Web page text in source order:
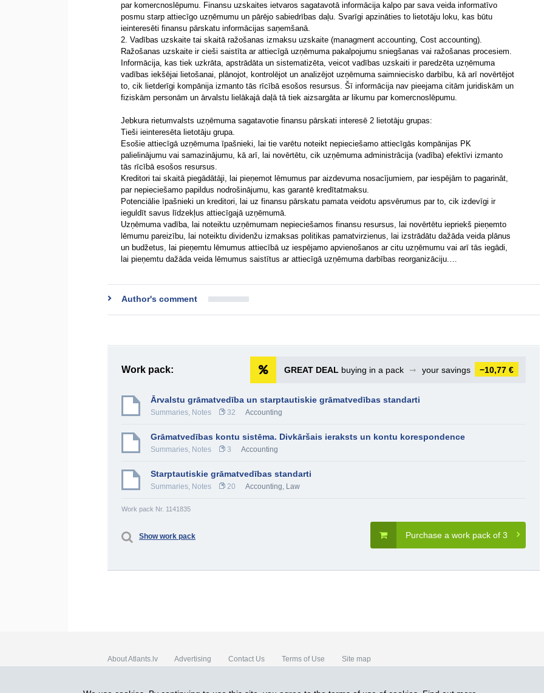
par komercnoslēpumu. Finansu uzskaites ietvaros sagatavotā informācija kalpo par sava veida informatīvo
posmu starp attiecīgo uzņēmumu un pārējo sabiedrības daļu. Svarīgi apzināties to lietotāju loku, kas būtu
ieinteresēti finansu pārskatu informācijas saņemšanā.
2. Vadības uzskaite tai skaitā ražošanas izmaksu uzskaite (managment accounting, Cost accounting).
Ražošanas uzskaite ir cieši saistīta ar attiecīgā uzņēmuma pakalpojumu sniegšanas vai ražošanas procesiem.
Informācija, kas tiek uzkrāta, apstrādāta un sistematizēta, veicot vadības uzskaiti ir paredzēta uzņēmuma
vadības iekšējai lietošanai, plānojot, kontrolējot un analizējot uzņēmuma saimniecisko darbību, kā arī novērtējot
to, cik lietderīgi kompānija izmanto tās rīcībā esošos resursus. Šī informācija nav pieejama citām juridiskām un
fiziskām personām un ārvalstu lielākajā daļā tā tiek aizsargāta ar likumu par komercnoslēpumu.
Jebkura rietumvalsts uzņēmuma sagatavotie finansu pārskati interesē 2 lietotāju grupas:
Tieši ieinteresēta lietotāju grupa.
Esošie attiecīgā uzņēmuma īpašnieki, lai tie varētu noteikt nepieciešamo attiecīgās kompānijas PK
palielinājumu vai samazinājumu, kā arī, lai novērtētu, cik uzņēmuma administrācija (vadība) efektīvi izmanto
tās rīcībā esošos resursus.
Kreditori tai skaitā piegādātāji, lai pieņemot lēmumus par aizdevuma nosacījumiem, par iespējām to pagarināt,
par nepieciešamo papildus nodrošinājumu, kas garantē kredītatmaksu.
Potenciālie īpašnieki un kreditori, lai uz finansu pārskatu pamata veidotu apsvērumus par to, cik izdevīgi ir
ieguldīt savus līdzekļus attiecīgajā uzņēmumā.
Uzņēmuma vadība, lai noteiktu uzņēmumam nepieciešamos finansu resursus, lai novērtētu iepriekš pieņemto
lēmumu pareizību, lai noteiktu dividenžu izmaksas politikas pamatvirzienus, lai izstrādātu dažāda veida plānus
un budžetus, lai pieņemtu lēmumus attiecībā uz iespējamo apvienošanos ar citu uzņēmumu vai arī tās iegādi,
lai pieņemtu dažāda veida lēmumus saistītus ar attiecīgā uzņēmuma darbības reorganizāciju.…
Author's comment
Work pack: GREAT DEAL buying in a pack ➞ your savings −10,77 €
Ārvalstu grāmatvedība un starptautiskie grāmatvedības standarti
Summaries, Notes 32 Accounting
Grāmatvedības kontu sistēma. Divkāršais ieraksts un kontu korespondence
Summaries, Notes 3 Accounting
Starptautiskie grāmatvedības standarti
Summaries, Notes 20 Accounting, Law
Work pack Nr. 1141835
Purchase a work pack of 3
Show work pack
About Atlants.lv Advertising Contact Us Terms of Use Site map
SIA „CDI” © 2002 - 2026